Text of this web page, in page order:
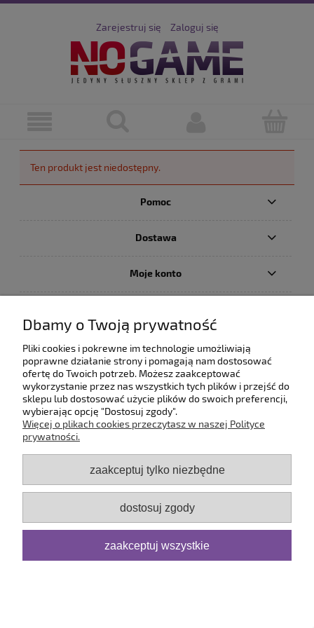
Zarejestruj się Zaloguj się
Ten produkt jest niedostępny.
Pomoc
Dostawa
Moje konto
O firmie
pokaż pełną wersję strony
Sklep internetowy Shoper.pl
Dbamy o Twoją prywatność
Pliki cookies i pokrewne im technologie umożliwiają
poprawne działanie strony i pomagają nam dostosować
ofertę do Twoich potrzeb. Możesz zaakceptować
wykorzystanie przez nas wszystkich tych plików i przejść do
sklepu lub dostosować użycie plików do swoich preferencji,
wybierając opcję "Dostosuj zgody".
Więcej o plikach cookies przeczytasz w naszej Polityce
prywatności.
zaakceptuj tylko niezbędne
dostosuj zgody
zaakceptuj wszystkie